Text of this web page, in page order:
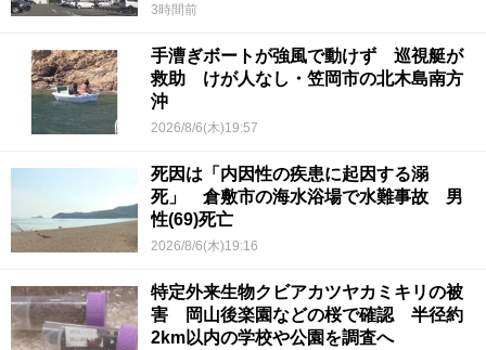
3時間前
手漕ぎボートが強風で動けず 巡視艇が
救助 けが人なし・笠岡市の北木島南方
沖
2026/8/6(木)19:57
死因は「内因性の疾患に起因する溺
死」 倉敷市の海水浴場で水難事故 男
性(69)死亡
2026/8/6(木)19:16
特定外来生物クビアカツヤカミキリの被
害 岡山後楽園などの桜で確認 半径約
2km以内の学校や公園を調査へ